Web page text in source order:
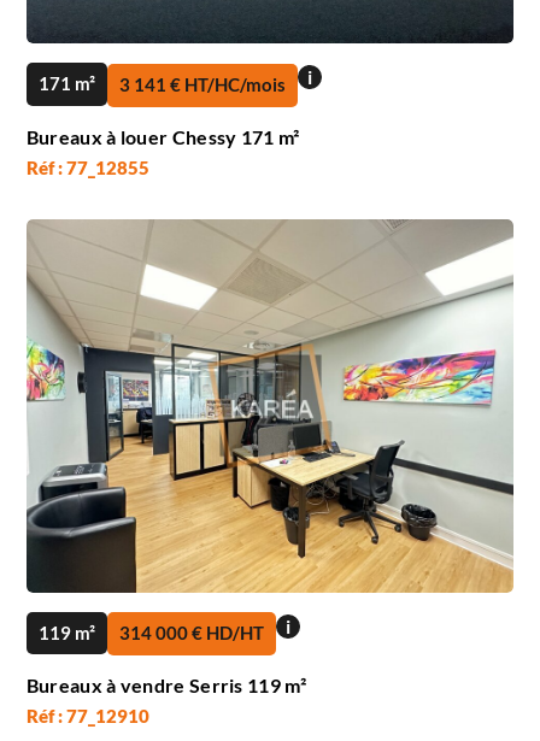
171 m² 3 141 € HT/HC/mois i
Bureaux à louer Chessy 171 m²
Réf : 77_12855
119 m² 314 000 € HD/HT i
Bureaux à vendre Serris 119 m²
Réf : 77_12910